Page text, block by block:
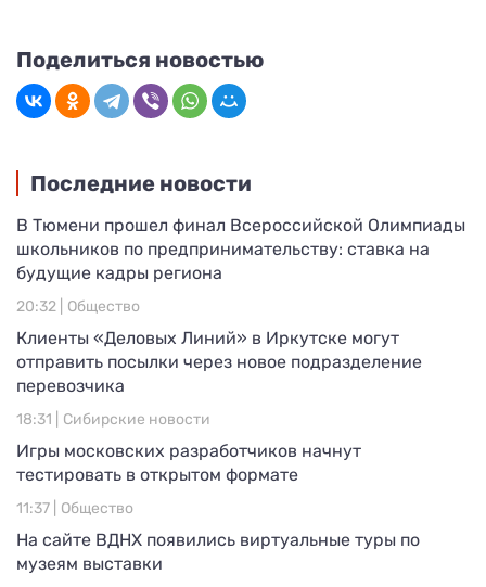
Поделиться новостью
Последние новости
В Тюмени прошел финал Всероссийской Олимпиады
школьников по предпринимательству: ставка на
будущие кадры региона
20:32 | Общество
Клиенты «Деловых Линий» в Иркутске могут
отправить посылки через новое подразделение
перевозчика
18:31 | Сибирские новости
Игры московских разработчиков начнут
тестировать в открытом формате
11:37 | Общество
На сайте ВДНХ появились виртуальные туры по
музеям выставки